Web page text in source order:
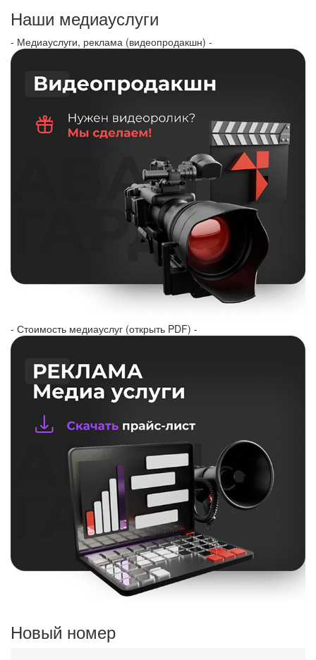
Наши медиауслуги
- Медиауслуги, реклама (видеопродакшн) -
- Стоимость медиауслуг (открыть PDF) -
Новый номер